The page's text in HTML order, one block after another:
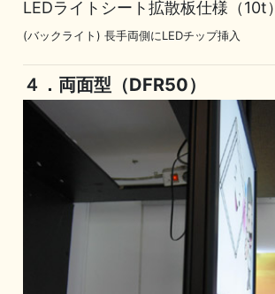
LEDライトシート拡散板仕様（10t）
(バックライト) 長手両側にLEDチップ挿入
４．両面型（DFR50）